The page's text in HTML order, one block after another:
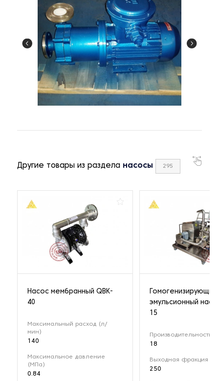
Другие товары из раздела насосы 295
Насос мембранный QBK-
40
Максимальный расход (л/
мин)
140
Максимальное давление
(МПа)
0.84
Гомогенизирующий
эмульсионный
15
Производительность
18
Выходная фракция
250